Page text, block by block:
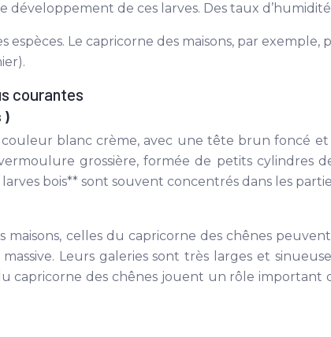
développement de ces larves. Des taux
espèces. Le capricorne des maisons, par
courantes
)
couleur blanc crème, avec une tête brun foncé
grossière, formée de petits cylindres
bois** sont souvent concentrés dans les
celles du capricorne des chênes
Leurs galeries sont très larges et
capricorne des chênes jouent un rôle